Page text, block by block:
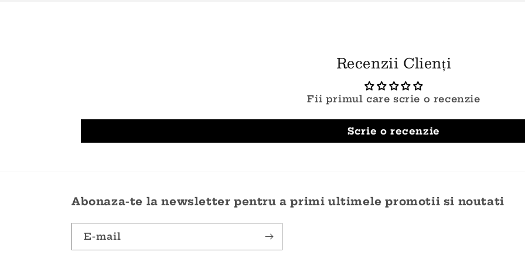
Recenzii Clienți
Fii primul care scrie o recenzie
Scrie o recenzie
Abonaza-te la newsletter pentru a primi ultimele promotii si noutati
E-mail